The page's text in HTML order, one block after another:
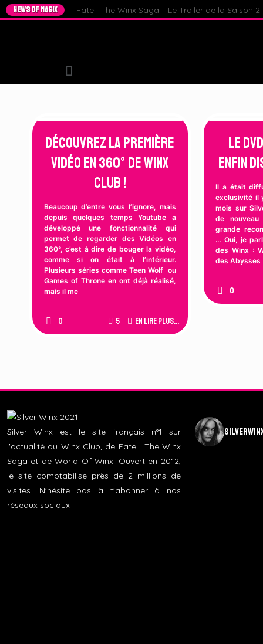
NEWS OF MAGIX Fate : The Winx Saga – Le Trailer de la Saison
Découvrez la Première
Vidéo en 360° de Winx
Club !
Beaucoup d’entre vous l’ignore, mais
depuis quelques temps Youtube a
développé une fonctionnalité qui
permet de regarder des Vidéos en
360°, c’est à dire de bouger la vidéo,
comme si on était à l’intérieur.
Plusieurs séries comme Teen Wolf ou
Games of Throne en ont déjà réalisé,
mais il me
0 5 En lire plus...
Le
enfin
Il a était
exclusivité il
mois sur
de
grande
… Oui, je
des Winx :
des Abysses
0
Silver Winx est le site français n°1 sur
l'actualité du Winx Club, de Fate : The Winx
Saga et de World Of Winx. Ouvert en 2012,
le site comptabilise près de 2 millions de
visites. N'hésite pas à t'abonner à nos
réseaux sociaux !